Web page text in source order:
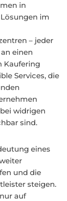
in
im
– jeder
einen
Kaufering
Services, die
widrigen
sind.
eines
und die
steigen.
auf